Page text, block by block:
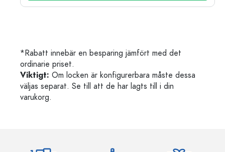
*Rabatt innebär en besparing jämfört med det
ordinarie priset.
Viktigt: Om locken är konfigurerbara måste dessa
väljas separat. Se till att de har lagts till i din
varukorg.